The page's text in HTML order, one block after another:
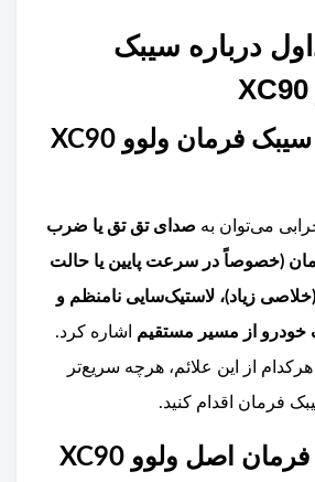
درباره سیبک
علائم خرابی سیبک فرمان ولوو XC90
می‌توان به صدای تق تق یا ضرب
(خصوصاً در سرعت پایین یا حالت
زیاد)، لاستیک‌سایی نامنظم و
خودرو از مسیر مستقیم اشاره کرد.
از این علائم، هرچه سریع‌تر
فرمان اقدام کنید.
چگونه سیبک فرمان اصل ولوو XC90